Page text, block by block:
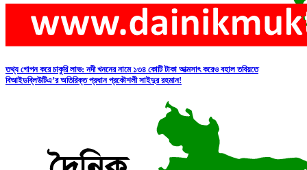
তথ্য গোপন করে চাকুরি লাভ: নদী খননের নামে ১৩৪ কোটি টাকা আত্মসাৎ করেও বহাল তবিয়তে
বিআইডব্লিউটিএ’র অতিরিক্ত প্রধান প্রকৌশলী সাইদুর রহমান!